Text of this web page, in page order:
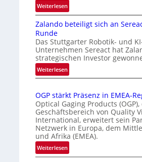
n
e
r
k
e
n
n
g
a
t
i
s
i
r
e
K
o
n
Weiterlesen:
I
n
e
r
n
a
o
n
a
V
i
s
Zalando beteiligt sich an
Runde
Das Stuttgarter Robotik- und
Unternehmen Sereact hat
strategischen Investor
Weiterlesen:
Z
l
a
n
d
o
e
OGP stärkt Präsenz in EMEA-
Optical Gaging Products (OGP),
Geschäftsbereich von Quality
International, erweitert sein
Netzwerk in Europa, dem
und Afrika (EMEA).
Weiterlesen:
O